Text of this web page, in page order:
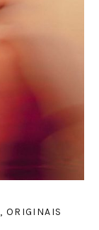
, ORIGINAIS